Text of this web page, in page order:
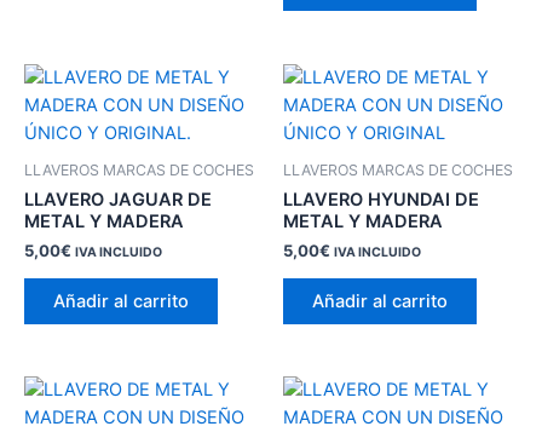
LLAVEROS MARCAS DE COCHES
LLAVERO JAGUAR DE
METAL Y MADERA
5,00€ IVA INCLUIDO
Añadir al carrito
LLAVEROS MARCAS DE COCHES
LLAVERO HYUNDAI DE
METAL Y MADERA
5,00€ IVA INCLUIDO
Añadir al carrito